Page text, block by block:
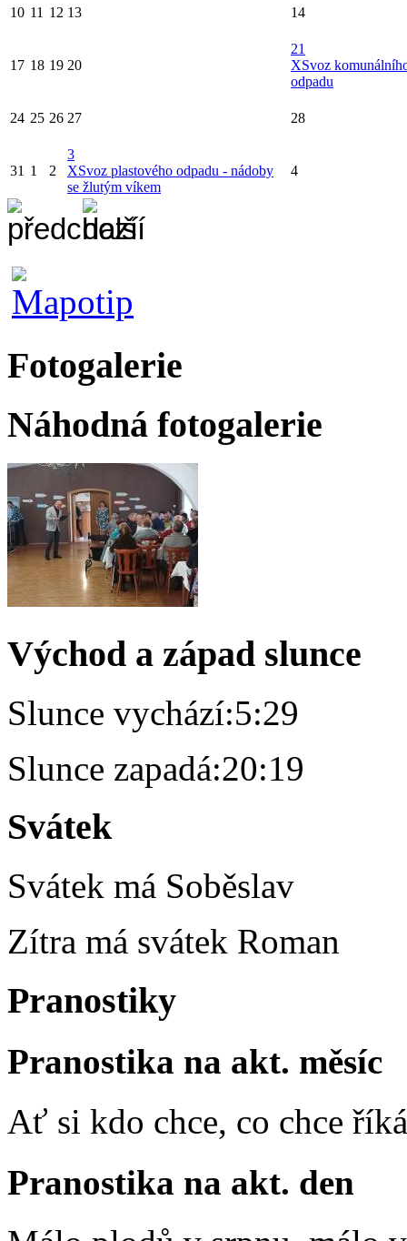
10 11 12 13 14
17 18 19 20
21
XSvoz
odpadu
24 25 26 27 28
31 1 2
3
XSvoz plastového odpadu - nádoby
se žlutým víkem
4
Fotogalerie
Náhodná fotogalerie
Východ a západ slunce
Slunce vychází:5:29
Slunce zapadá:20:19
Svátek
Svátek má Soběslav
Zítra má svátek Roman
Pranostiky
Pranostika na akt. měsíc
Ať si kdo chce, co chce
Pranostika na akt. den